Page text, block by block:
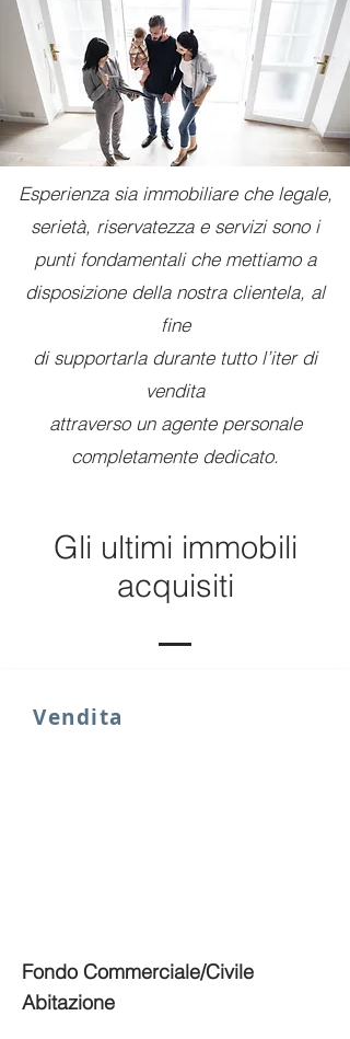
Esperienza sia immobiliare che legale,
serietà, riservatezza e servizi sono i
punti fondamentali che mettiamo a
disposizione della nostra clientela, al
fine
di supportarla durante tutto l’iter di
vendita
attraverso un agente personale
completamente dedicato.
Gli ultimi immobili
acquisiti
Vendita
Fondo Commerciale/Civile
Abitazione